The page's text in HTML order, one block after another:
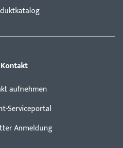
Kontakt
aufnehmen
Serviceportal
Anmeldung